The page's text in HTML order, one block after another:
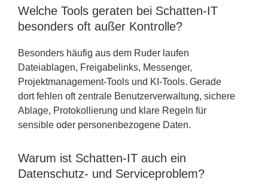
Welche Tools geraten bei Schatten-IT
besonders oft außer Kontrolle?
Besonders häufig aus dem Ruder laufen
Dateiablagen, Freigabelinks, Messenger,
Projektmanagement-Tools und KI-Tools. Gerade
dort fehlen oft zentrale Benutzerverwaltung, sichere
Ablage, Protokollierung und klare Regeln für
sensible oder personenbezogene Daten.
Warum ist Schatten-IT auch ein
Datenschutz- und Serviceproblem?